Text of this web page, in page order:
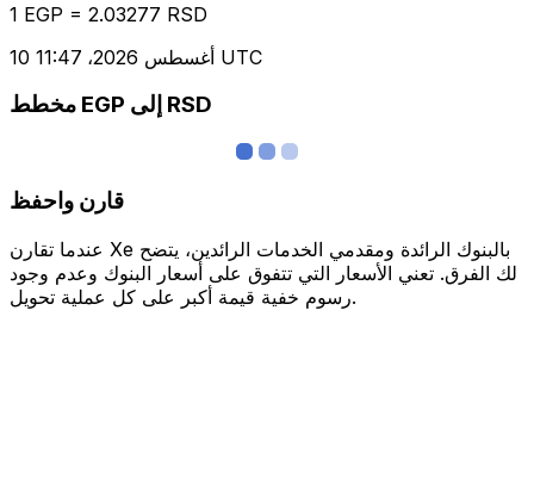
1 EGP = 2.03277 RSD
10 أغسطس 2026، 11:47 UTC
مخطط EGP إلى RSD
قارن واحفظ
عندما تقارن Xe بالبنوك الرائدة ومقدمي الخدمات الرائدين، يتضح
لك الفرق. تعني الأسعار التي تتفوق على أسعار البنوك وعدم وجود
رسوم خفية قيمة أكبر على كل عملية تحويل.